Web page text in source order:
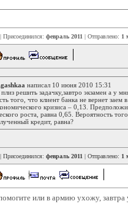
| Присоединился: февраль 2011 | Отправлено: 1
написал 10 июня 2010 15:31
решить задачку,завтро экзамен а у
того, что клиент банка не вернет
кризиса – 0,13.
роста, равна 0,65. Вероятность
кредит, равна?
| Присоединился: февраль 2011 | Отправлено: 1
или в армию ухожу, завтра